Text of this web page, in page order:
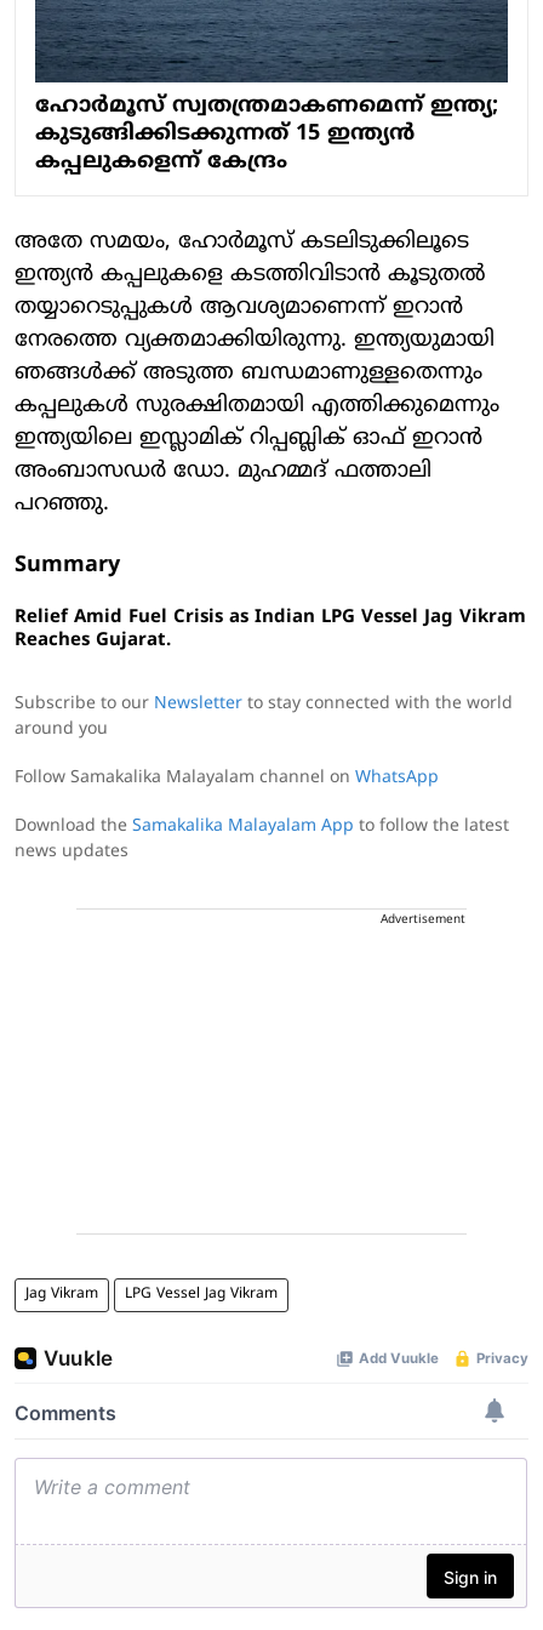
ഹോര്‍മൂസ് സ്വതന്ത്രമാകണമെന്ന് ഇന്ത്യ;
കുടുങ്ങിക്കിടക്കുന്നത് 15 ഇന്ത്യന്‍
കപ്പലുകളെന്ന് കേന്ദ്രം
അതേ സമയം, ഹോർമൂസ് കടലിടുക്കിലൂടെ
ഇന്ത്യൻ കപ്പലുകളെ കടത്തിവിടാൻ കൂടുതൽ
തയ്യാറെടുപ്പുകൾ ആവശ്യമാണെന്ന് ഇറാൻ
നേരത്തെ വ്യക്തമാക്കിയിരുന്നു. ഇന്ത്യയുമായി
ഞങ്ങൾക്ക് അടുത്ത ബന്ധമാണുള്ളതെന്നും
കപ്പലുകൾ സുരക്ഷിതമായി എത്തിക്കുമെന്നും
ഇന്ത്യയിലെ ഇസ്ലാമിക് റിപ്പബ്ലിക് ഓഫ് ഇറാൻ
അംബാസഡർ ഡോ. മുഹമ്മദ് ഫത്താലി
പറഞ്ഞു.
Summary
Relief Amid Fuel Crisis as Indian LPG Vessel Jag Vikram
Reaches Gujarat.
Subscribe to our Newsletter to stay connected with the world
around you
Follow Samakalika Malayalam channel on WhatsApp
Download the Samakalika Malayalam App to follow the latest
news updates
Advertisement
Jag Vikram LPG Vessel Jag Vikram